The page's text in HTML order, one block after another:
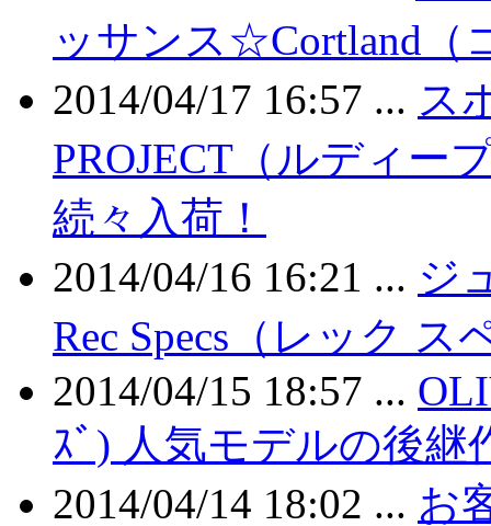
ッサンス☆Cortland
2014/04/17 16:57 ... ス
PROJECT（ルディー
続々入荷！
2014/04/16 16:21 ... ジ
Rec Specs（レック
2014/04/15 18:57 ...
ｽﾞ) 人気モデルの後継
2014/04/14 18:02 ... お